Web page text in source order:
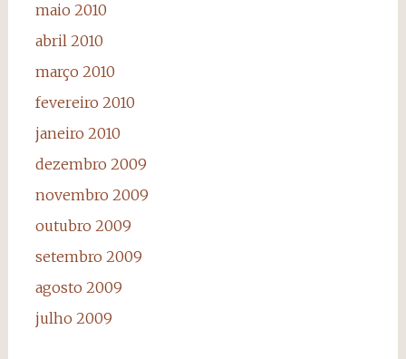
maio 2010
abril 2010
março 2010
fevereiro 2010
janeiro 2010
dezembro 2009
novembro 2009
outubro 2009
setembro 2009
agosto 2009
julho 2009